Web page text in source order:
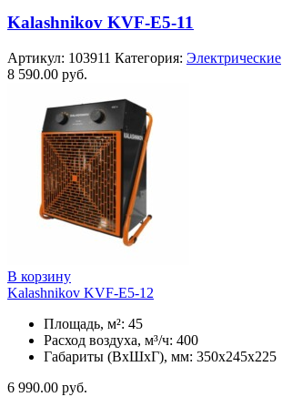
Kalashnikov KVF-E5-11
Артикул: 103911 Категория: Электрические
8 590.00 руб.
В корзину
Kalashnikov KVF-E5-12
Площадь, м²: 45
Расход воздуха, м³/ч: 400
Габариты (ВхШхГ), мм: 350x245x225
6 990.00 руб.